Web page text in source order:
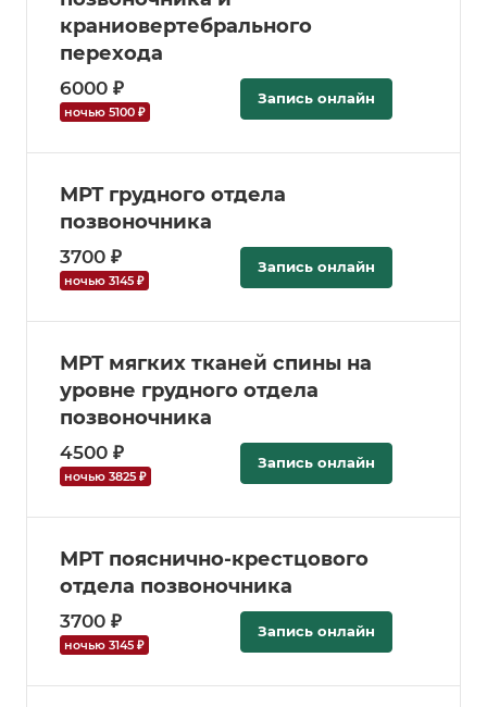
краниовертебрального
перехода
6000 ₽
ночью 5100 ₽
Запись онлайн
МРТ грудного отдела
позвоночника
3700 ₽
ночью 3145 ₽
Запись онлайн
МРТ мягких тканей спины на
уровне грудного отдела
позвоночника
4500 ₽
ночью 3825 ₽
Запись онлайн
МРТ пояснично-крестцового
отдела позвоночника
3700 ₽
ночью 3145 ₽
Запись онлайн